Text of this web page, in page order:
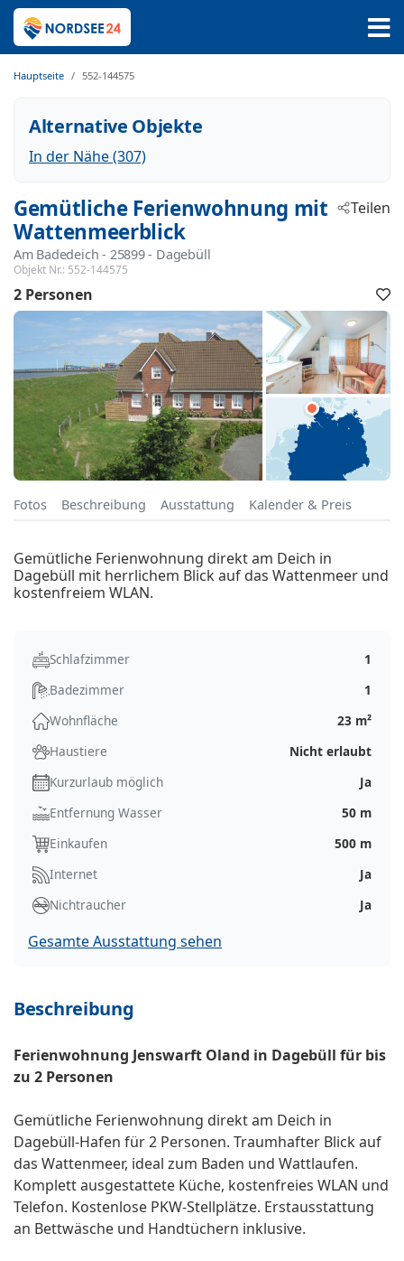
Hauptseite 552-144575
Alternative Objekte
In der Nähe (307)
Gemütliche Ferienwohnung mit
Wattenmeerblick
Am Badedeich - 25899 - Dagebüll
Objekt Nr.: 552-144575
Teilen
2 Personen
Fotos Beschreibung Ausstattung Kalender & Preis
Gemütliche Ferienwohnung direkt am Deich in
Dagebüll mit herrlichem Blick auf das Wattenmeer und
kostenfreiem WLAN.
Schlafzimmer
1
Badezimmer
1
Wohnfläche
23 m²
Haustiere
Nicht erlaubt
Kurzurlaub möglich
Ja
Entfernung Wasser
50 m
Einkaufen
500 m
Internet
Ja
Nichtraucher
Ja
Gesamte Ausstattung sehen
Beschreibung
Ferienwohnung Jenswarft Oland in Dagebüll für bis
zu 2 Personen
Gemütliche Ferienwohnung direkt am Deich in
Dagebüll-Hafen für 2 Personen. Traumhafter Blick auf
das Wattenmeer, ideal zum Baden und Wattlaufen.
Komplett ausgestattete Küche, kostenfreies WLAN und
Telefon. Kostenlose PKW-Stellplätze. Erstausstattung
an Bettwäsche und Handtüchern inklusive.